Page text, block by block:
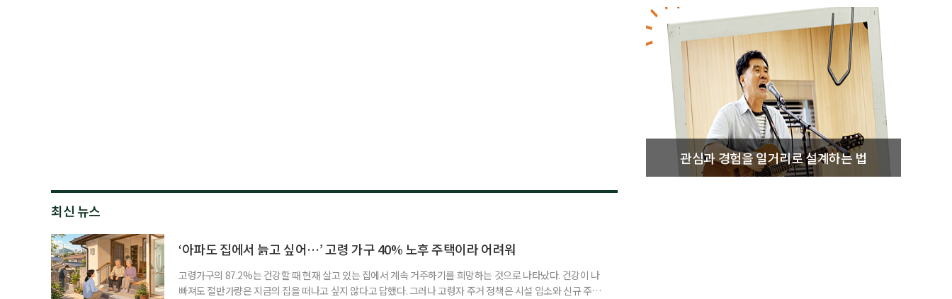
최신 뉴스
‘아파도 집에서 늙고 싶어…’ 고령 가구 40% 노후 주택이라 어려워
고령가구의 87.2%는 건강할 때 현재 살고 있는 집에서 계속 거주하기를 희망하는 것으로 나타났다. 건강이 나
빠져도 절반가량은 지금의 집을 떠나고 싶지 않다고 답했다. 그러나 고령자 주거 정책은 시설 입소와 신규 주택
관심과 경험을 일거리로 설계하는 법